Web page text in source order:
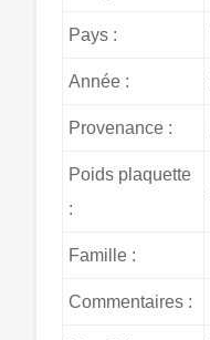
Pays :
Année :
Provenance :
Poids plaquette
:
Famille :
Commentaires :